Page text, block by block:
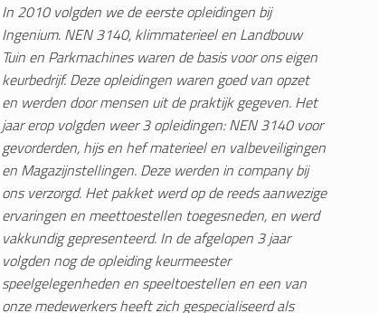
In 2010 volgden we de eerste opleidingen bij
Ingenium. NEN 3140, klimmaterieel en Landbouw
Tuin en Parkmachines waren de basis voor ons eigen
keurbedrijf. Deze opleidingen waren goed van opzet
en werden door mensen uit de praktijk gegeven. Het
jaar erop volgden weer 3 opleidingen: NEN 3140 voor
gevorderden, hijs en hef materieel en valbeveiligingen
en Magazijnstellingen. Deze werden in company bij
ons verzorgd. Het pakket werd op de reeds aanwezige
ervaringen en meettoestellen toegesneden, en werd
vakkundig gepresenteerd. In de afgelopen 3 jaar
volgden nog de opleiding keurmeester
speelgelegenheden en speeltoestellen en een van
onze medewerkers heeft zich gespecialiseerd als